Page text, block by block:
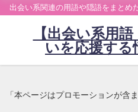
出会い系関連の用語や隠語をまとめ
【出会い系用
いを応援する
「本ページはプロモーションが含